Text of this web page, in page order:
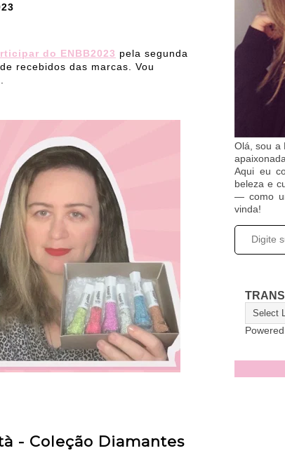
do ENBB2023 pela segunda
recebidos das marcas. Vou
- Coleção Diamantes
Olá, sou a
Aqui eu
beleza e
— como
vinda!